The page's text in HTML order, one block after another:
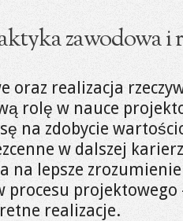
zawodowa i
oraz realizacja
rolę w nauce
na zdobycie
w dalszej
na lepsze
procesu projektowego
realizacje.